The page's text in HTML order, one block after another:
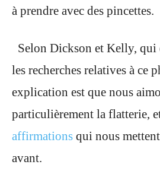
à prendre avec des pincettes.
Selon Dickson et Kelly, qui
les recherches relatives à ce
explication est que nous
particulièrement la flatterie,
affirmations qui nous
avant.